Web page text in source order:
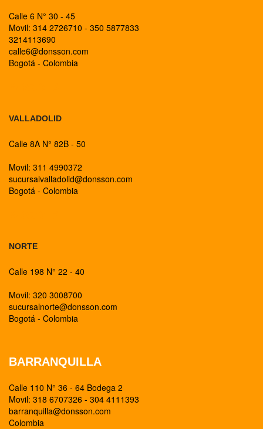
Calle 6 N° 30 - 45
Movil: 314 2726710 - 350 5877833
3214113690
calle6@donsson.com
Bogotá - Colombia
VALLADOLID
Calle 8A N° 82B - 50
Movil: 311 4990372
sucursalvalladolid@donsson.com
Bogotá - Colombia
NORTE
Calle 198 N° 22 - 40
Movil: 320 3008700
sucursalnorte@donsson.com
Bogotá - Colombia
BARRANQUILLA
Calle 110 N° 36 - 64 Bodega 2
Movil: 318 6707326 - 304 4111393
barranquilla@donsson.com
Colombia